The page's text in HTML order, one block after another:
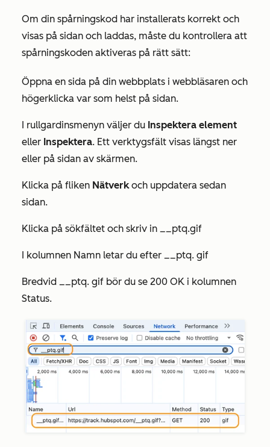
Om din spårningskod har installerats korrekt och
visas på sidan och laddas, måste du kontrollera att
spårningskoden aktiveras på rätt sätt:
Öppna en sida på din webbplats i webbläsaren och
högerklicka var som helst på sidan.
I rullgardinsmenyn väljer du Inspektera element
eller Inspektera. Ett verktygsfält visas längst ner
eller på sidan av skärmen.
Klicka på fliken Nätverkoch uppdatera sedan
sidan.
Klicka på sökfältet och skriv in __ptq.gif
I kolumnen Namn letar du efter __ptq. gif
Bredvid __ptq. gif bör du se 200 OK i kolumnen
Status.